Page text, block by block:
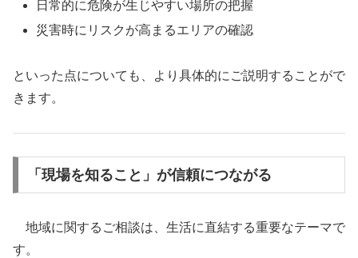
日常的に危険が生じやすい場所の把握
災害時にリスクが高まるエリアの確認
といった点についても、より具体的にご説明することがで
きます。
「現場を知ること」が信頼につながる
地域に関するご相談は、生活に直結する重要なテーマで
す。